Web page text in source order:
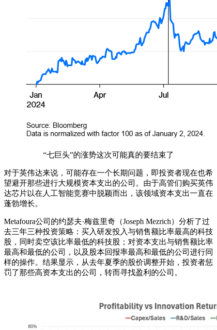
“七巨头”的涨势这次可能真的要结束了
对于英伟达来说，可能存在一个长期问题，即投资者现在也希
望避开那些进行大规模资本支出的公司。由于高管们购买英伟
达芯片以在人工智能竞赛中脱颖而出，该领域资本支出一直在
蓬勃增长。
Metafoura公司的约瑟夫·梅兹里奇（Joseph Mezrich）分析了过
去三年三种投资策略：买入研发投入与销售额比率最高的科技
股，同时卖空该比率最低的科技股；对资本支出与销售额比率
最高和最低的公司，以及股本回报率最高和最低的公司进行同
样的操作。结果显示，从去年夏季的股价调整开始，投资者惩
罚了那些高资本支出的公司，转而寻找盈利的公司。